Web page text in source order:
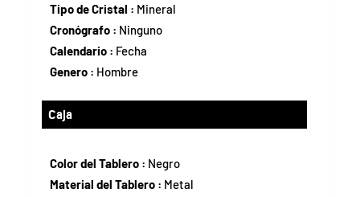
Tipo de Cristal : Mineral
Cronógrafo : Ninguno
Calendario : Fecha
Genero : Hombre
Caja
Color del Tablero : Negro
Material del Tablero : Metal